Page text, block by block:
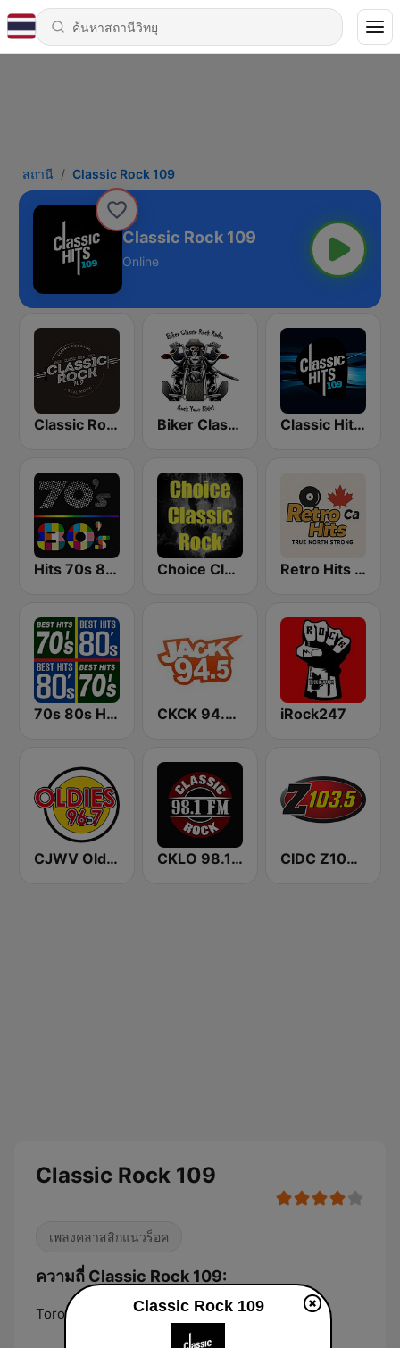
สถานี Classic Rock 109
Classic Rock 109
Online
Classic Rock 109 Biker Classic Rock Radio Classic Hits 109 - 70s 80s 90s
Hits 70s 80s Choice Classic Rock Radio Retro Hits Canada
70s 80s Hits Radio CKCK 94.5 Jack FM iRock247
CJWV Oldies 96.7 FM CKLO 98.1 Classic Rock CIDC Z103.5
Classic Rock 109
เพลงคลาสสิกแนวร็อค
ความถี่ Classic Rock 109:
Toronto: OnlineClassic Rock 109